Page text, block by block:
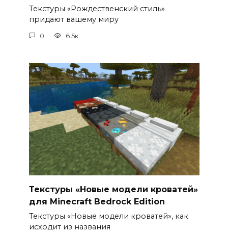
Текстуры «Рождественский стиль»
придают вашему миру
0 6.5к.
Текстуры «Новые модели кроватей»
для Minecraft Bedrock Edition
Текстуры «Новые модели кроватей», как
исходит из названия